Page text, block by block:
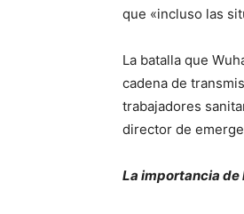
que «incluso las
La batalla que
cadena de
trabajadores
director de
La importancia